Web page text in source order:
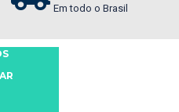
Em todo o Brasil